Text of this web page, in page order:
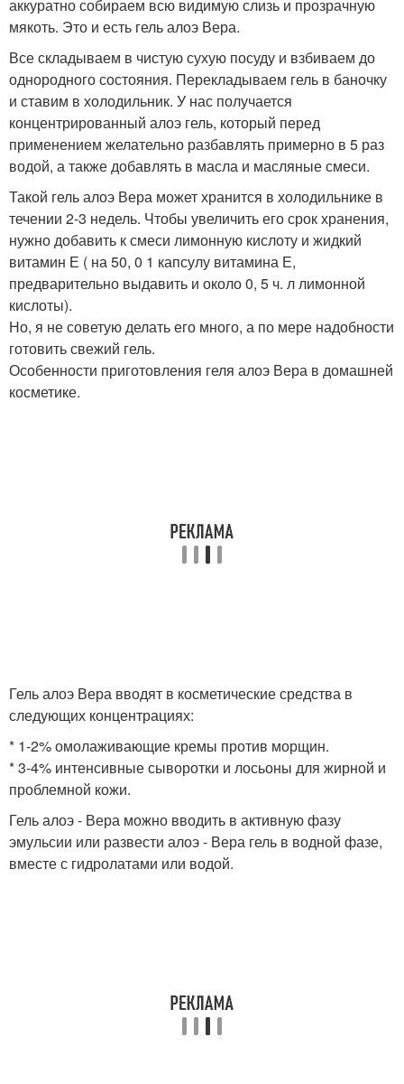
аккуратно собираем всю видимую слизь и прозрачную
мякоть. Это и есть гель алоэ Вера.
Все складываем в чистую сухую посуду и взбиваем до
однородного состояния. Перекладываем гель в баночку
и ставим в холодильник. У нас получается
концентрированный алоэ гель, который перед
применением желательно разбавлять примерно в 5 раз
водой, а также добавлять в масла и масляные смеси.
Такой гель алоэ Вера может хранится в холодильнике в
течении 2-3 недель. Чтобы увеличить его срок хранения,
нужно добавить к смеси лимонную кислоту и жидкий
витамин Е ( на 50, 0 1 капсулу витамина Е,
предварительно выдавить и около 0, 5 ч. л лимонной
кислоты).
Но, я не советую делать его много, а по мере надобности
готовить свежий гель.
Особенности приготовления геля алоэ Вера в домашней
косметике.
Гель алоэ Вера вводят в косметические средства в
следующих концентрациях:
* 1-2% омолаживающие кремы против морщин.
* 3-4% интенсивные сыворотки и лосьоны для жирной и
проблемной кожи.
Гель алоэ - Вера можно вводить в активную фазу
эмульсии или развести алоэ - Вера гель в водной фазе,
вместе с гидролатами или водой.